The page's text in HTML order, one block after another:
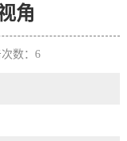
角
数： 6